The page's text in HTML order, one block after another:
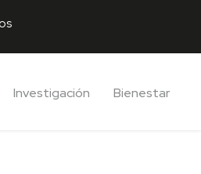
Investigación Bienestar